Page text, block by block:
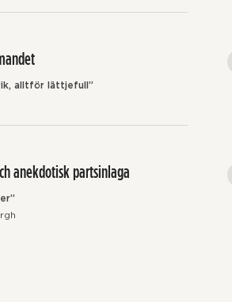
alltför lättjefull”
anekdotisk partsinlaga